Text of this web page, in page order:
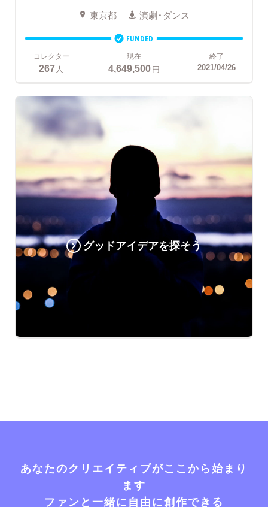
東京都 演劇・ダンス
FUNDED
コレクター
267人
現在
4,649,500円
終了
2021/04/26
グッドアイデアを探そう
あなたのクリエイティブがここから始まり
ます
ファンと一緒に自由に創作できる